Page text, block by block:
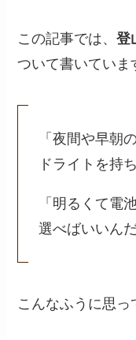
この記事では、登
ついて書いていま
「夜間や早朝
ドライトを持
「明るくて電
選べばいいん
こんなふうに思っ